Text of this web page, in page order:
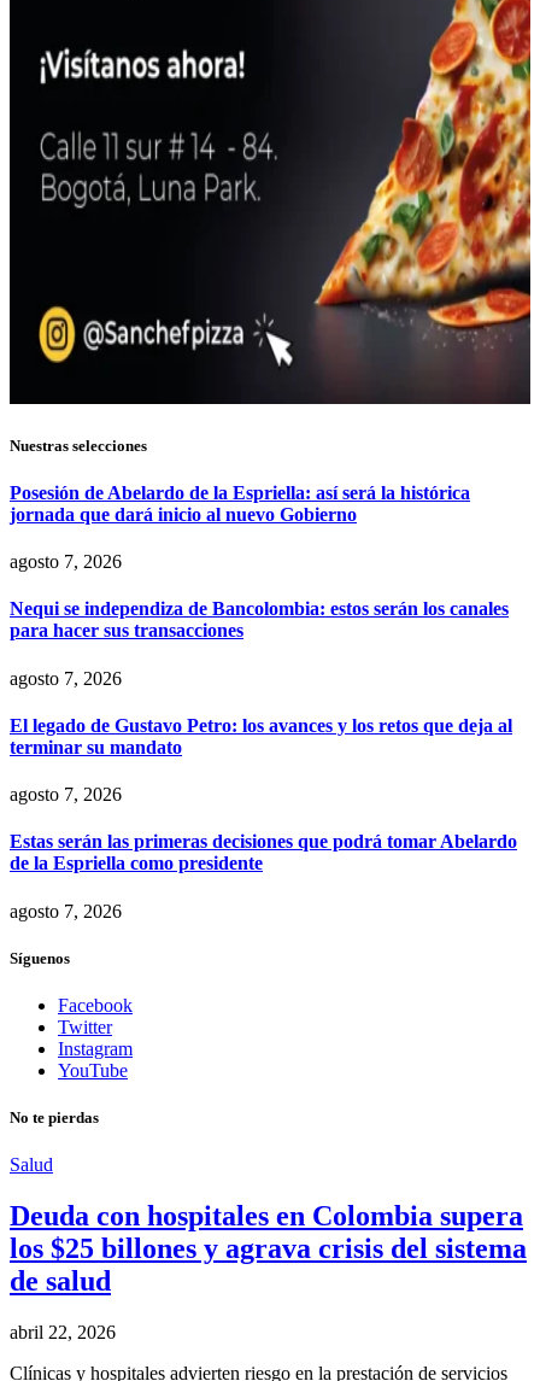
Nuestras selecciones
Posesión de Abelardo de la Espriella: así será la histórica
jornada que dará inicio al nuevo Gobierno
agosto 7, 2026
Nequi se independiza de Bancolombia: estos serán los canales
para hacer sus transacciones
agosto 7, 2026
El legado de Gustavo Petro: los avances y los retos que deja al
terminar su mandato
agosto 7, 2026
Estas serán las primeras decisiones que podrá tomar Abelardo
de la Espriella como presidente
agosto 7, 2026
Síguenos
Facebook
Twitter
Instagram
YouTube
No te pierdas
Salud
Deuda con hospitales en Colombia supera
los $25 billones y agrava crisis del sistema
de salud
abril 22, 2026
Clínicas y hospitales advierten riesgo en la prestación de servicios